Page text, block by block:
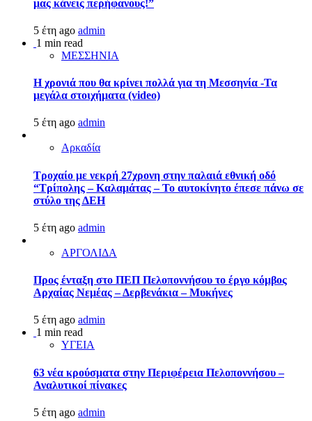
μας κάνεις περήφανους!”
5 έτη ago admin
1 min read
ΜΕΣΣΗΝΙΑ
Η χρονιά που θα κρίνει πολλά για τη Μεσσηνία -Τα
μεγάλα στοιχήματα (video)
5 έτη ago admin
Αρκαδία
Τροχαίο με νεκρή 27χρονη στην παλαιά εθνική οδό
“Τρίπολης – Καλαμάτας – Το αυτοκίνητο έπεσε πάνω σε
στύλο της ΔΕΗ
5 έτη ago admin
ΑΡΓΟΛΙΔΑ
Προς ένταξη στο ΠΕΠ Πελοποννήσου το έργο κόμβος
Αρχαίας Νεμέας – Δερβενάκια – Μυκήνες
5 έτη ago admin
1 min read
ΥΓΕΙΑ
63 νέα κρούσματα στην Περιφέρεια Πελοποννήσου –
Αναλυτικοί πίνακες
5 έτη ago admin